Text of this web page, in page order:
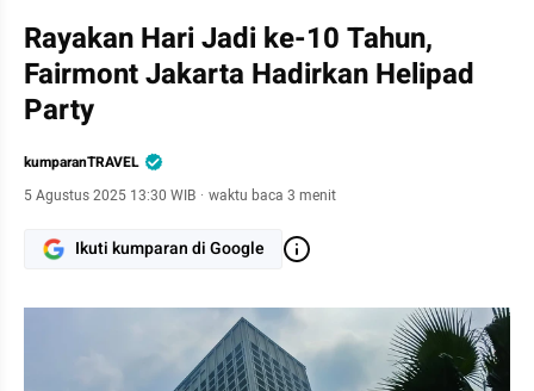
Rayakan Hari Jadi ke-10 Tahun,
Fairmont Jakarta Hadirkan Helipad
Party
kumparanTRAVEL
5 Agustus 2025 13:30 WIB · waktu baca 3 menit
Ikuti kumparan di Google